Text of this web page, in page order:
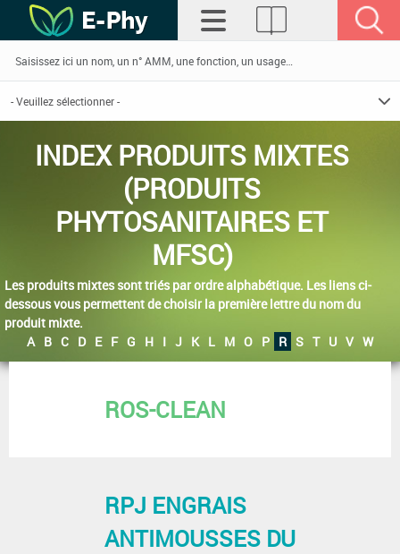
INDEX PRODUITS MIXTES
(PRODUITS
PHYTOSANITAIRES ET
MFSC)
Les produits mixtes sont triés par ordre alphabétique. Les liens ci-
dessous vous permettent de choisir la première lettre du nom du
produit mixte.
A B C D E F G H I J K L M O P R S T U V W
ROS-CLEAN
RPJ ENGRAIS
ANTIMOUSSES DU